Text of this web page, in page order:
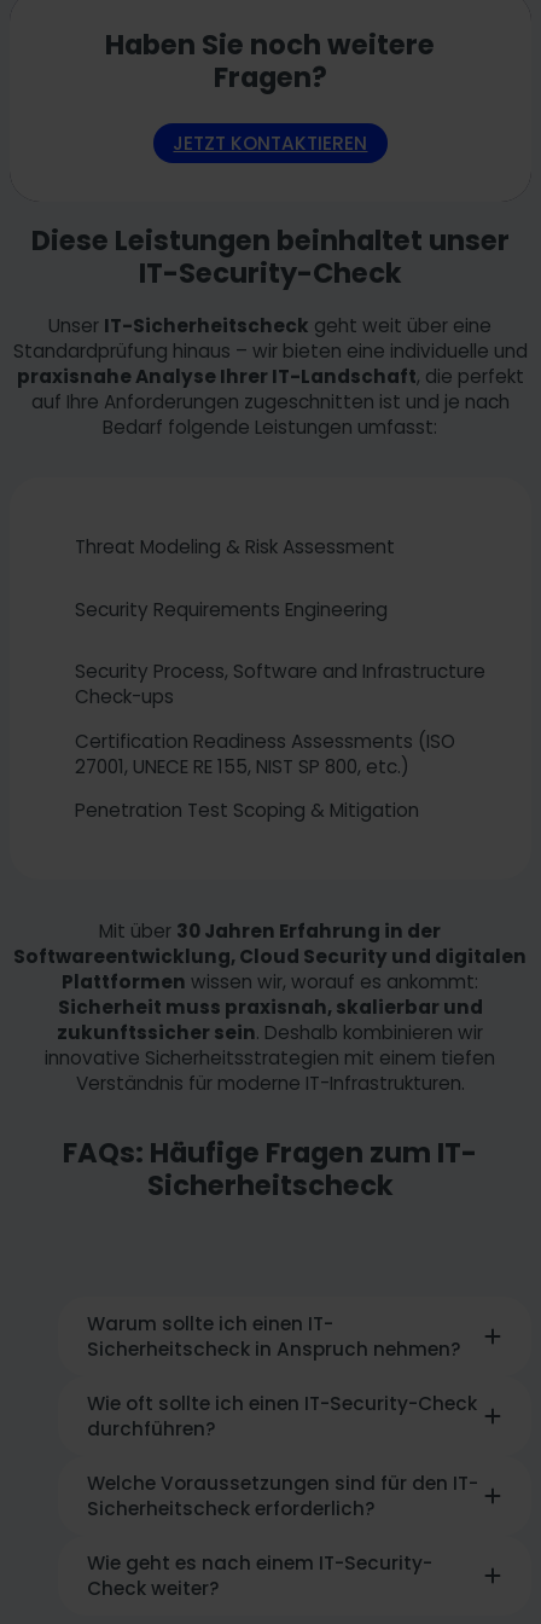
Analyseergebnisse mit einer klaren Einordnung der
identifizierten Risiken. Je nach Bedarf erarbeiten wir
darüber hinaus einen individuellen Maßnahmenplan, der
Ihnen konkrete Handlungsempfehlungen zur
Risikominimierung bietet. Auf Wunsch begleiten wir Sie bei
Mitarbeiterschulungen.
Haben Sie noch weitere
Fragen?
JETZT KONTAKTIEREN
Diese Leistungen beinhaltet unser
IT-Security-Check
Unser IT-Sicherheitscheck geht weit über eine
Standardprüfung hinaus – wir bieten eine individuelle und
praxisnahe Analyse Ihrer IT-Landschaft, die perfekt
auf Ihre Anforderungen zugeschnitten ist und je nach
Bedarf folgende Leistungen umfasst:
Threat Modeling & Risk Assessment
Security Requirements Engineering
Security Process, Software and Infrastructure
Check-ups
Certification Readiness Assessments (ISO
27001, UNECE RE 155, NIST SP 800, etc.)
Penetration Test Scoping & Mitigation
Mit über 30 Jahren Erfahrung in der
Softwareentwicklung, Cloud Security und digitalen
Plattformen wissen wir, worauf es ankommt:
Sicherheit muss praxisnah, skalierbar und
zukunftssicher sein. Deshalb kombinieren wir
innovative Sicherheitsstrategien mit einem tiefen
Verständnis für moderne IT-Infrastrukturen.
FAQs: Häufige Fragen zum IT-
Sicherheitscheck
Warum sollte ich einen IT-
Sicherheitscheck in Anspruch nehmen?
Ein IT-Sicherheitscheck hilft, Schwachstellen in
Ihren Systemen frühzeitig zu erkennen, Risiken
verbessern. So schützen Sie Ihr Unternehmen
vor Cyberangriffen und Datenverlust.
Wie oft sollte ich einen IT-Security-Check
durchführen?
Regelmäßige IT-Sicherheitschecks sind
essenziell und sollten mindestens einmal im
IT-Landschaft erfolgen. So werden Risiken und
Bedrohungen frühzeitig identifiziert.
Welche Voraussetzungen sind für den IT-
Sicherheitscheck erforderlich?
Damit wir Ihre IT-Sicherheit umfassend prüfen
können, benötigen wir Zugriff auf alle
Wie geht es nach einem IT-Security-
Check weiter?